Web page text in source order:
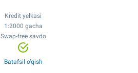
Kredit yelkasi
1:2000 gacha
Swap-free savdo
Batafsil o‘qish
Kredit yelkasi
1:2000 gacha
Swap-free savdo
Kredit yelkasi
1:500 gacha
24/7 savdo
Kredit yelkasi
1:20 gacha
12,000+ instrument
Kredit yelkasi
1:100 gacha
Tor spredlar
Kredit yelkasi
Kredit yelkasi
1:20 gacha
Tor spredlar
Kredit yelkasi
1:100 gacha